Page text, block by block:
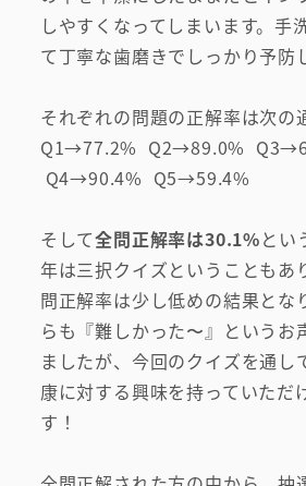
初
しやすくなってしまいます。手
て丁寧な歯磨きでしっかり予防
それぞれの問題の正解率は次の
Q1→77.2% Q2→89.0%
Q4→90.4% Q5→59.4%
そして全問正解率は30.1%とい
年は三択クイズということもあ
問正解率は少し低めの結果とな
らも『難しかった〜』というお
ましたが、今回のクイズを通し
康に対する興味を持っていただ
す！